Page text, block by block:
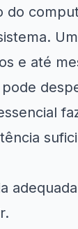
do
e até